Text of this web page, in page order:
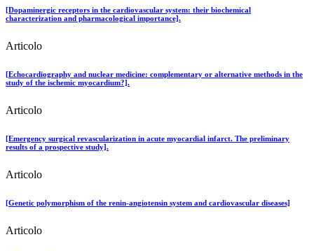
[Dopaminergic receptors in the cardiovascular system: their biochemical
characterization and pharmacological importance].
Articolo
[Echocardiography and nuclear medicine: complementary or alternative methods in the
study of the ischemic myocardium?].
Articolo
[Emergency surgical revascularization in acute myocardial infarct. The preliminary
results of a prospective study].
Articolo
[Genetic polymorphism of the renin-angiotensin system and cardiovascular diseases]
Articolo